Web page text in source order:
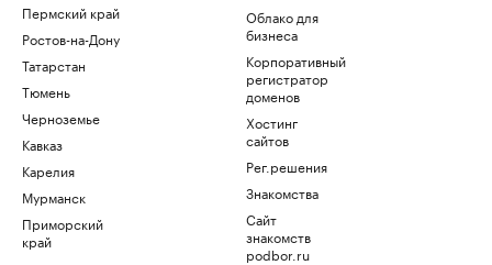
Пермский край
Ростов-на-Дону
Татарстан
Тюмень
Черноземье
Кавказ
Карелия
Мурманск
Приморский
край
Облако для
бизнеса
Корпоративный
регистратор
доменов
Хостинг
сайтов
Рег.решения
Знакомства
Сайт
знакомств
podbor.ru